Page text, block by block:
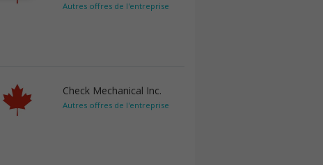
Autres offres de l'entreprise
Check Mechanical Inc.
Autres offres de l'entreprise